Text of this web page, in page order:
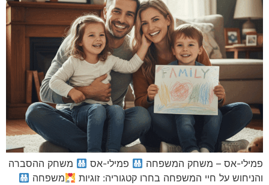
אס – משחק המשפחה פמילי-אס
משחק ההסברה
על חיי המשפחה בחרו קטגוריה: זוגיות
משפחה